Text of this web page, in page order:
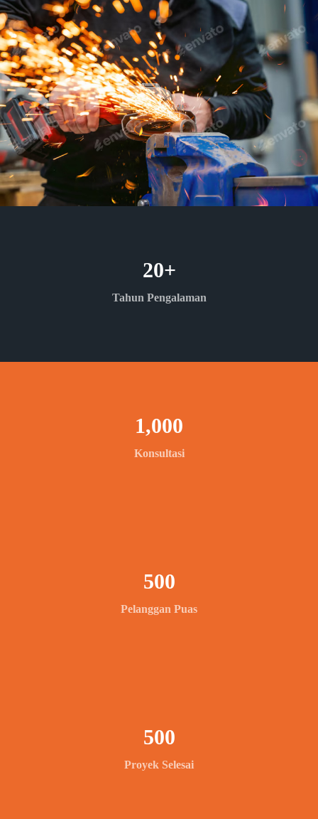
Tahun Pengalaman
20+
Konsultasi
1,000
Pelanggan Puas
500
Proyek Selesai
500